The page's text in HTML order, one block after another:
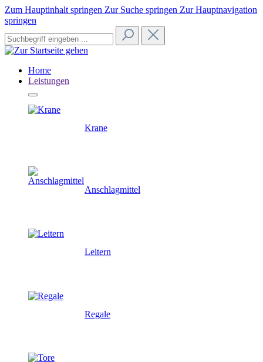
Zum Hauptinhalt springen Zur Suche springen Zur Hauptnavigation
springen
Home
Leistungen
Krane
Anschlagmittel
Leitern
Regale